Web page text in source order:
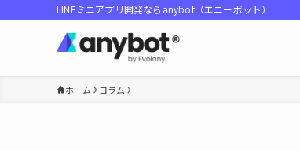
LINEミニアプリ開発ならanybot（エニーボット）
ホーム コラム